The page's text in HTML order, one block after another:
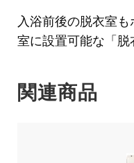
入浴前後の脱衣室
室に設置可能な「脱
関連商品